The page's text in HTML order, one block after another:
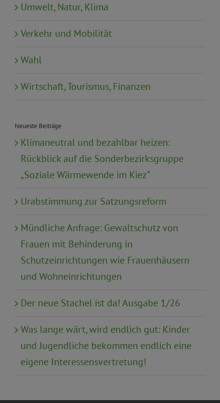
Umwelt, Natur, Klima
Verkehr und Mobilität
Wahl
Wirtschaft, Tourismus, Finanzen
Neueste Beiträge
Klimaneutral und bezahlbar heizen:
Rückblick auf die Sonderbezirksgruppe
„Soziale Wärmewende im Kiez“
Urabstimmung zur Satzungsreform
Mündliche Anfrage: Gewaltschutz von
Frauen mit Behinderung in
Schutzeinrichtungen wie Frauenhäusern
und Wohneinrichtungen
Der neue Stachel ist da! Ausgabe 1/26
Was lange wärt, wird endlich gut: Kinder
und Jugendliche bekommen endlich eine
eigene Interessensvertretung!